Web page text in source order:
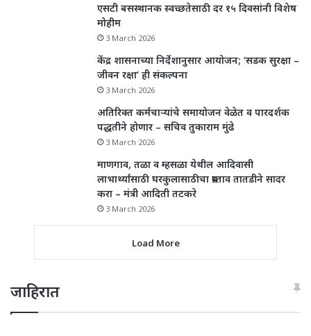
एसटी बसस्थानक स्वच्छतेसाठी दर १५ दिवसांनी विशेष
मोहीम
3 March 2026
केंद्र शासनाच्या निर्देशानुसार आयोजन; ‘सडक सुरक्षा –
जीवन रक्षा’ ही संकल्पना
3 March 2026
अतिरिक्त कर्मचाऱ्यांचे समायोजन वेळेत व पारदर्शक
पद्धतीने होणार – सचिव तुकाराम मुंढे
3 March 2026
माणगाव, तळा व म्हसळा येथील आदिवासी
लाभार्थ्यांसाठी घरकुलासाठीचा प्रस्ताव तातडीने सादर
करा – मंत्री आदिती तटकरे
3 March 2026
Load More
जाहिरात